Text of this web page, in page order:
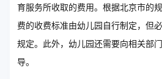
育服务所收取的费用。根据北京市的
费的收费标准由幼儿园自行制定，但
规定。此外，幼儿园还需要向相关部
导。